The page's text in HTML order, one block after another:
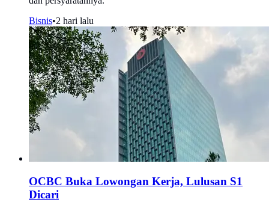
Bisnis•2 hari lalu
OCBC Buka Lowongan Kerja, Lulusan S1
Dicari